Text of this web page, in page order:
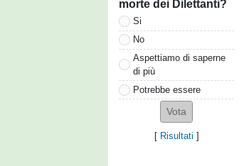
morte dei Dilettanti?
Si
No
Aspettiamo di saperne
di più
Potrebbe essere
[ Risultati ]